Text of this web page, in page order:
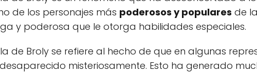
de los personajes más poderosos y populares de
y poderosa que le otorga habilidades especiales.
de Broly se refiere al hecho de que en algunas
misteriosamente. Esto ha generado